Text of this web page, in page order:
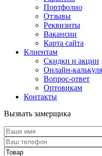
Портфолио
Отзывы
Реквизиты
Вакансии
Карта сайта
Клиентам
Скидки и акции
Онлайн-
Вопрос-ответ
Оптовикам
Контакты
Вызвать замерщика